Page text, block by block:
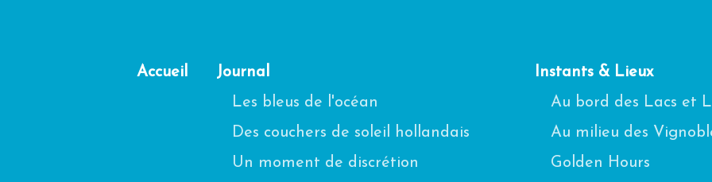
Accueil
Journal
Les bleus de l'océan
Des couchers de soleil hollandais
Un moment de discrétion
Instants & Lieux
Au bord des Lacs et
Au milieu des
Golden Hours